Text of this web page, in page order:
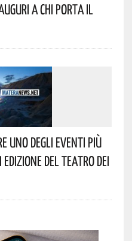
A Chi Porta Il
Uno Degli Eventi Più
Del Teatro Dei